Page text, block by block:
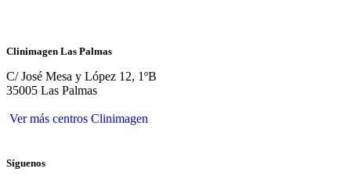
Clinimagen Las Palmas
C/ José Mesa y López 12, 1ºB
35005 Las Palmas
Ver más centros Clinimagen
Síguenos